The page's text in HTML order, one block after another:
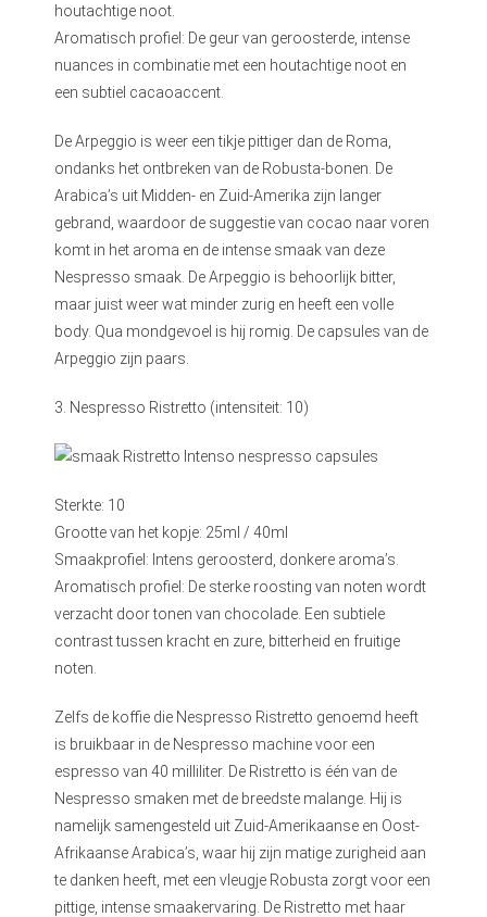
houtachtige noot.
Aromatisch profiel: De geur van geroosterde, intense
nuances in combinatie met een houtachtige noot en
een subtiel cacaoaccent.
De Arpeggio is weer een tikje pittiger dan de Roma,
ondanks het ontbreken van de Robusta-bonen. De
Arabica’s uit Midden- en Zuid-Amerika zijn langer
gebrand, waardoor de suggestie van cocao naar voren
komt in het aroma en de intense smaak van deze
Nespresso smaak. De Arpeggio is behoorlijk bitter,
maar juist weer wat minder zurig en heeft een volle
body. Qua mondgevoel is hij romig. De capsules van de
Arpeggio zijn paars.
3. Nespresso Ristretto (intensiteit: 10)
Sterkte: 10
Grootte van het kopje: 25ml / 40ml
Smaakprofiel: Intens geroosterd, donkere aroma’s.
Aromatisch profiel: De sterke roosting van noten wordt
verzacht door tonen van chocolade. Een subtiele
contrast tussen kracht en zure, bitterheid en fruitige
noten.
Zelfs de koffie die Nespresso Ristretto genoemd heeft
is bruikbaar in de Nespresso machine voor een
espresso van 40 milliliter. De Ristretto is één van de
Nespresso smaken met de breedste malange. Hij is
namelijk samengesteld uit Zuid-Amerikaanse en Oost-
Afrikaanse Arabica’s, waar hij zijn matige zurigheid aan
te danken heeft, met een vleugje Robusta zorgt voor een
pittige, intense smaakervaring. De Ristretto met haar